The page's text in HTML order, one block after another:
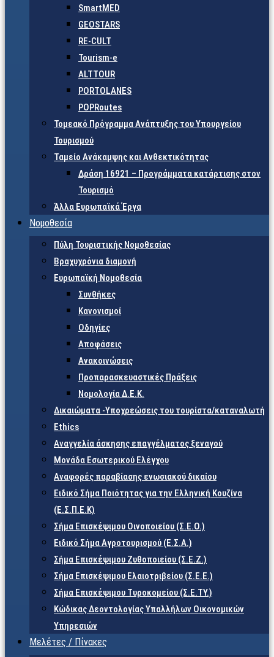
SmartMED
GEOSTARS
RE-CULT
Tourism-e
ALTTOUR
PORTOLANES
POPRoutes
Τομεακό Πρόγραμμα Ανάπτυξης του Υπουργείου
Τουρισμού
Ταμείο Ανάκαμψης και Ανθεκτικότητας
Δράση 16921 – Προγράμματα κατάρτισης στον
Τουρισμό
Άλλα Ευρωπαϊκά Έργα
Νομοθεσία
Πύλη Τουριστικής Νομοθεσίας
Βραχυχρόνια διαμονή
Ευρωπαϊκή Νομοθεσία
Συνθήκες
Κανονισμοί
Οδηγίες
Αποφάσεις
Ανακοινώσεις
Προπαρασκευαστικές Πράξεις
Νομολογία Δ.Ε.Κ.
Δικαιώματα -Υποχρεώσεις του τουρίστα/καταναλωτή
Ethics
Αναγγελία άσκησης επαγγέλματος ξεναγού
Μονάδα Εσωτερικού Ελέγχου
Αναφορές παραβίασης ενωσιακού δικαίου
Ειδικό Σήμα Ποιότητας για την Ελληνική Κουζίνα
(Ε.Σ.Π.Ε.Κ)
Σήμα Επισκέψιμου Οινοποιείου (Σ.Ε.Ο.)
Ειδικό Σήμα Αγροτουρισμού (Ε.Σ.Α.)
Σήμα Επισκέψιμου Ζυθοποιείου (Σ.Ε.Ζ.)
Σήμα Επισκέψιμου Ελαιοτριβείου (Σ.Ε.Ε.)
Σήμα Επισκέψιμου Τυροκομείου (Σ.Ε.TY.)
Κώδικας Δεοντολογίας Υπαλλήλων Οικονομικών
Υπηρεσιών
Μελέτες / Πίνακες